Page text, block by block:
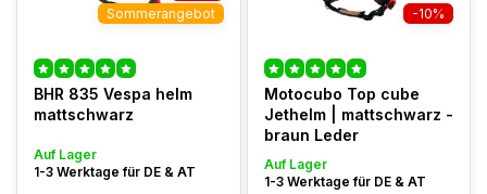
Sommerangebot
BHR 835 Vespa helm
mattschwarz
Auf Lager
1-3 Werktage für DE & AT
-10%
Motocubo Top cube
Jethelm | mattschwarz -
braun Leder
Auf Lager
1-3 Werktage für DE & AT